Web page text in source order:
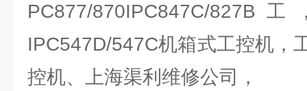
PC877/870IPC847C/827B
IPC547D/547C机箱式工控机，
控机、上海渠利维修公司，